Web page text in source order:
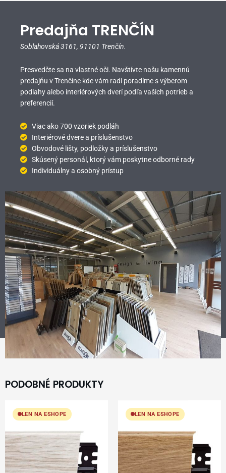
Predajňa TRENČÍN
Soblahovská 3161, 91101 Trenčín.
Presvedčte sa na vlastné oči. Navštívte našu kamennú
predajňu v Trenčíne kde vám radi poradíme s výberom
podlahy alebo interiérových dverí podľa vašich potrieb a
preferencií.
Viac ako 700 vzoriek podláh
Interiérové dvere a príslušenstvo
Obvodové lišty, podložky a príslušenstvo
Skúsený personál, ktorý vám poskytne odborné rady
Individuálny a osobný prístup
PODOBNÉ PRODUKTY
LEN NA ESHOPE LEN NA ESHOPE